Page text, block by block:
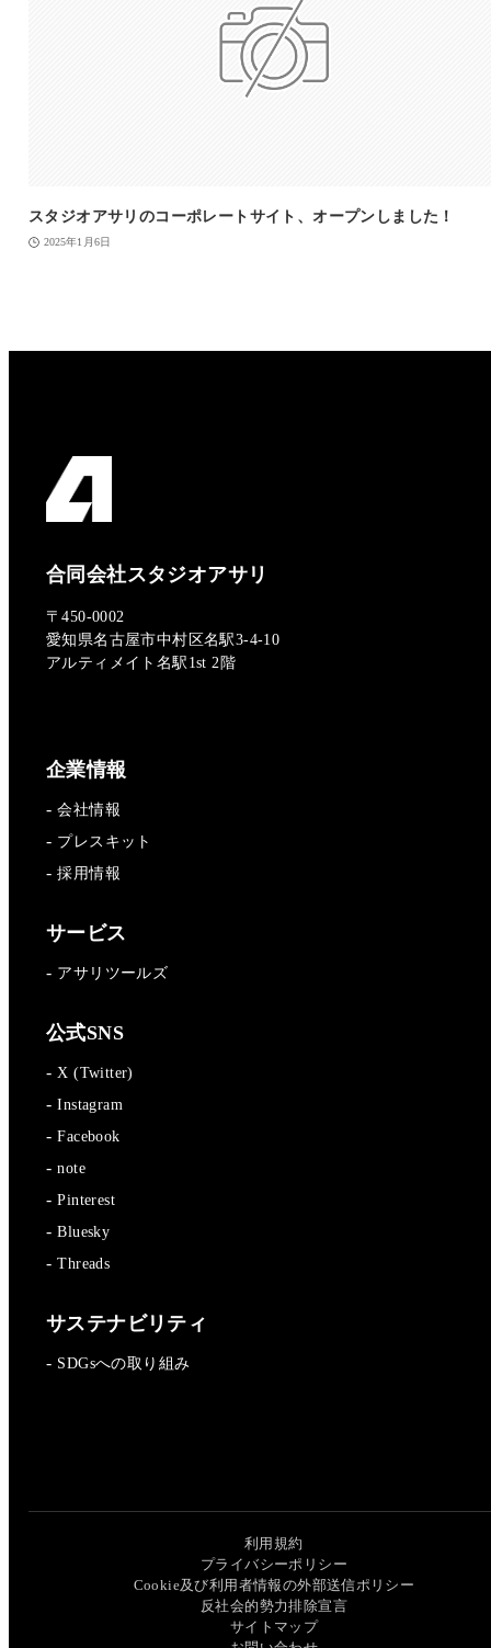
スタジオアサリのコーポレートサイト、オープンしました！
2025年1月6日
合同会社スタジオアサリ
〒450-0002
愛知県名古屋市中村区名駅3-4-10
アルティメイト名駅1st 2階
企業情報
会社情報
プレスキット
採用情報
サービス
アサリツールズ
公式SNS
X (Twitter)
Instagram
Facebook
note
Pinterest
Bluesky
Threads
サステナビリティ
SDGsへの取り組み
利用規約
プライバシーポリシー
Cookie及び利用者情報の外部送信ポリシー
反社会的勢力排除宣言
サイトマップ